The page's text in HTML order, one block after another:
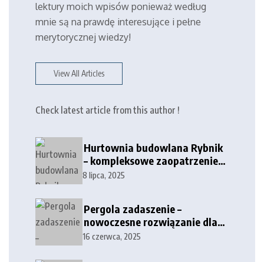
lektury moich wpisów ponieważ według
mnie są na prawdę interesujące i pełne
merytorycznej wiedzy!
View All Articles
Check latest article from this author !
Hurtownia budowlana Rybnik
– kompleksowe zaopatrzenie
dla firm i klientów
8 lipca, 2025
Pergola zadaszenie –
nowoczesne rozwiązanie dla
tarasów i przestrzeni
16 czerwca, 2025